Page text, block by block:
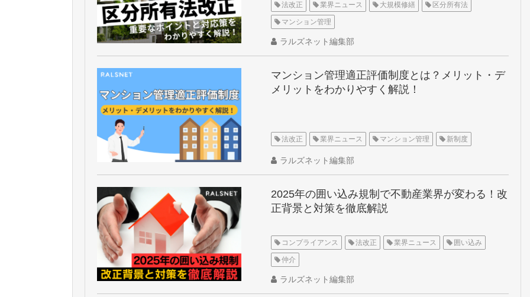
法改正 業界ニュース 大規模修繕 区分所有法
マンション管理
ラルズネット編集部
マンション管理適正評価制度とは？メリット・デ
メリットをわかりやすく解説！
法改正 業界ニュース マンション管理 新制度
ラルズネット編集部
2025年の囲い込み規制で不動産業界が変わる！改
正背景と対策を徹底解説
コンプライアンス 法改正 業界ニュース 囲い込み
仲介
ラルズネット編集部